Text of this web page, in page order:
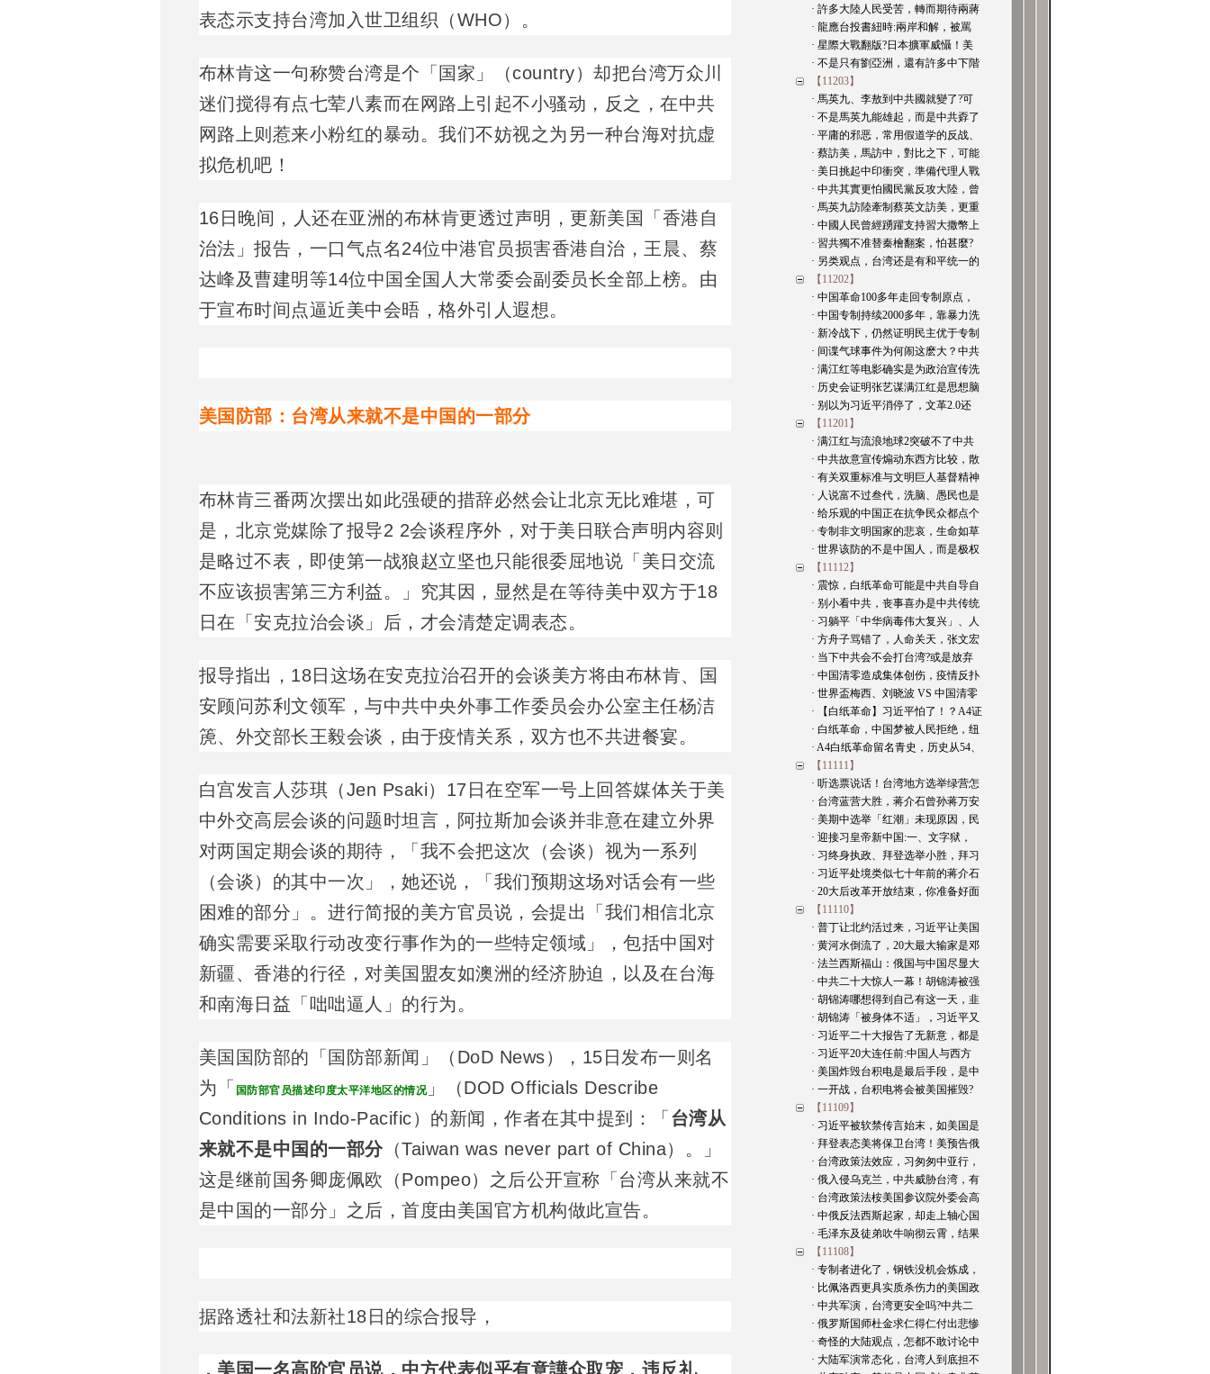
表态示支持台湾加入世卫组织（WHO）。
布林肯这一句称赞台湾是个「国家」（country）却把台湾万众川
迷们搅得有点七荤八素而在网路上引起不小骚动，反之，在中共
网路上则惹来小粉红的暴动。我们不妨视之为另一种台海对抗虚
拟危机吧！
16日晚间，人还在亚洲的布林肯更透过声明，更新美国「香港自
治法」报告，一口气点名24位中港官员损害香港自治，王晨、蔡
达峰及曹建明等14位中国全国人大常委会副委员长全部上榜。由
于宣布时间点逼近美中会晤，格外引人遐想。
美国防部：台湾从来就不是中国的一部分
布林肯三番两次摆出如此强硬的措辞必然会让北京无比难堪，可
是，北京党媒除了报导2 2会谈程序外，对于美日联合声明内容则
是略过不表，即使第一战狼赵立坚也只能很委屈地说「美日交流
不应该损害第三方利益。」究其因，显然是在等待美中双方于18
日在「安克拉治会谈」后，才会清楚定调表态。
报导指出，18日这场在安克拉治召开的会谈美方将由布林肯、国
安顾问苏利文领军，与中共中央外事工作委员会办公室主任杨洁
箎、外交部长王毅会谈，由于疫情关系，双方也不共进餐宴。
白宫发言人莎琪（Jen Psaki）17日在空军一号上回答媒体关于美
中外交高层会谈的问题时坦言，阿拉斯加会谈并非意在建立外界
对两国定期会谈的期待，「我不会把这次（会谈）视为一系列
（会谈）的其中一次」，她还说，「我们预期这场对话会有一些
困难的部分」。进行简报的美方官员说，会提出「我们相信北京
确实需要采取行动改变行事作为的一些特定领域」，包括中国对
新疆、香港的行径，对美国盟友如澳洲的经济胁迫，以及在台海
和南海日益「咄咄逼人」的行为。
美国国防部的「国防部新闻」（DoD News），15日发布一则名
为「
国防部官员描述印度太平洋地区的情况」（DOD Officials Describe
Conditions in Indo-Pacific）的新闻，作者在其中提到：「 台湾从
来就不是中国的一部分（Taiwan was never part of China）。」
这是继前国务卿庞佩欧（Pompeo）之后公开宣称「台湾从来就不
是中国的一部分」之后，首度由美国官方机构做此宣告。
据路透社和法新社18日的综合报导，
，美国一名高阶官员说，中方代表似乎有意譁众取宠，违反礼
· 許多大陸人民受苦，轉而期待兩蔣
· 龍應台投書紐時:兩岸和解，被罵
· 星際大戰翻版?日本擴軍威懾！美
· 不是只有劉亞洲，還有許多中下階
【11203】
· 馬英九、李敖到中共國就變了?可
· 不是馬英九能雄起，而是中共孬了
· 平庸的邪恶，常用假道学的反战、
· 蔡訪美，馬訪中，對比之下，可能
· 美日挑起中印衝突，準備代理人戰
· 中共其實更怕國民黨反攻大陸，曾
· 馬英九訪陸牽制蔡英文訪美，更重
· 中國人民曾經踴躍支持習大撒幣上
· 習共獨不准替秦檜翻案，怕甚麼?
· 另类观点，台湾还是有和平统一的
【11202】
· 中国革命100多年走回专制原点，
· 中国专制持续2000多年，靠暴力洗
· 新冷战下，仍然证明民主优于专制
· 间谍气球事件为何闹这麽大？中共
· 满江红等电影确实是为政治宣传洗
· 历史会证明张艺谋满江红是思想脑
· 别以为习近平消停了，文革2.0还
【11201】
· 满江红与流浪地球2突破不了中共
· 中共故意宣传煽动东西方比较，散
· 有关双重标准与文明巨人基督精神
· 人说富不过叁代，洗脑、愚民也是
· 给乐观的中国正在抗争民众都点个
· 专制非文明国家的悲哀，生命如草
· 世界该防的不是中国人，而是极权
【11112】
· 震惊，白纸革命可能是中共自导自
· 别小看中共，丧事喜办是中共传统
· 习躺平「中华病毒伟大复兴」、人
· 方舟子骂错了，人命关天，张文宏
· 当下中共会不会打台湾?或是放弃
· 中国清零造成集体创伤，疫情反扑
· 世界盃梅西、刘晓波 VS 中国清零
· 【白纸革命】习近平怕了！？A4证
· 白纸革命，中国梦被人民拒绝，纽
· A4白纸革命留名青史，历史从54、
【11111】
· 听选票说话！台湾地方选举绿营怎
· 台湾蓝营大胜，蒋介石曾孙蒋万安
· 美期中选举「红潮」未现原因，民
· 迎接习皇帝新中国:一、文字狱，
· 习终身执政、拜登选举小胜，拜习
· 习近平处境类似七十年前的蒋介石
· 20大后改革开放结束，你准备好面
【11110】
· 普丁让北约活过来，习近平让美国
· 黄河水倒流了，20大最大输家是邓
· 法兰西斯福山：俄国与中国尽显大
· 中共二十大惊人一幕！胡锦涛被强
· 胡锦涛哪想得到自己有这一天，韭
· 胡锦涛「被身体不适」，习近平又
· 习近平二十大报告了无新意，都是
· 习近平20大连任前:中国人与西方
· 美国炸毁台积电是最后手段，是中
· 一开战，台积电将会被美国摧毁?
【11109】
· 习近平被软禁传言始末，如美国是
· 拜登表态美将保卫台湾！美预告俄
· 台湾政策法效应，习匆匆中亚行，
· 俄入侵乌克兰，中共威胁台湾，有
· 台湾政策法桉美国参议院外委会高
· 中俄反法西斯起家，却走上轴心国
· 毛泽东及徒弟吹牛响彻云霄，结果
【11108】
· 专制者进化了，钢铁没机会炼成，
· 比佩洛西更具实质杀伤力的美国政
· 中共军演，台湾更安全吗?中共二
· 俄罗斯国师杜金求仁得仁付出悲惨
· 奇怪的大陆观点，怎都不敢讨论中
· 大陆军演常态化，台湾人到底担不